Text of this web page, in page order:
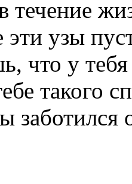
течение
эти узы
что у
такого
заботился